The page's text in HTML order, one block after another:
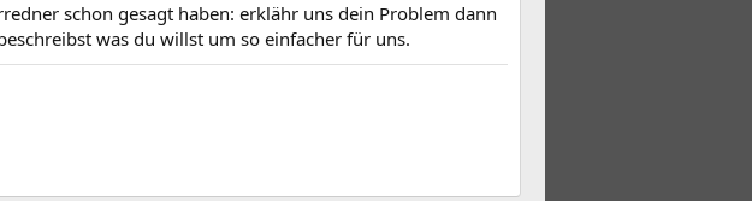
schon gesagt haben: erklähr uns dein Problem dann
was du willst um so einfacher für uns.